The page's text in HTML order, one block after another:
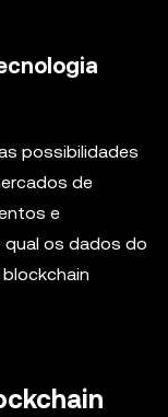
possibilidades
de
e
os dados do